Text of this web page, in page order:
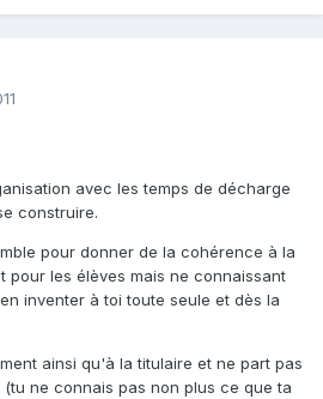
avec les temps de décharge
construire.
pour donner de la cohérence à la
pour les élèves mais ne connaissant
inventer à toi toute seule et dès la
ainsi qu'à la titulaire et ne part pas
ne connais pas non plus ce que ta